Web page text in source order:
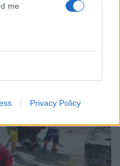
me
Privacy Policy
από τη